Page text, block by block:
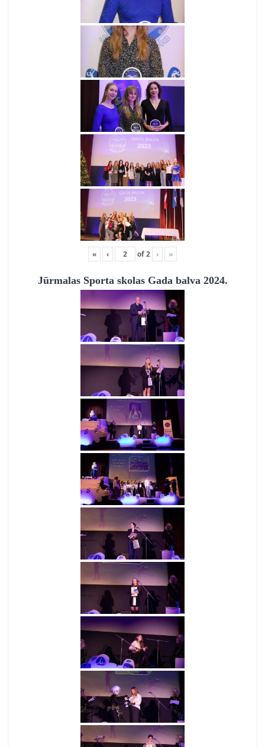
« ‹ of2 › »
Jūrmalas Sporta skolas Gada balva 2024.